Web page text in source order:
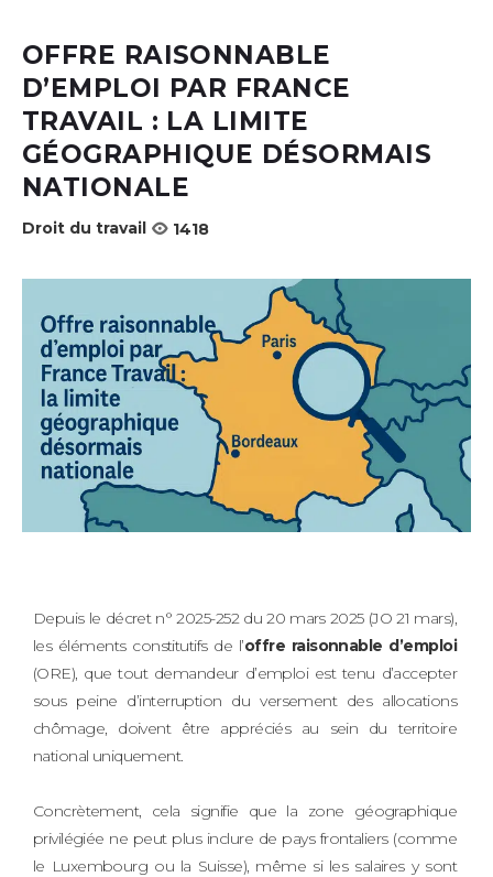
OFFRE RAISONNABLE
D’EMPLOI PAR FRANCE
TRAVAIL : LA LIMITE
GÉOGRAPHIQUE DÉSORMAIS
NATIONALE
Droit du travail 1418
Depuis le décret n° 2025-252 du 20 mars 2025 (JO 21 mars),
les éléments constitutifs de l’offre raisonnable d’emploi
(ORE), que tout demandeur d’emploi est tenu d’accepter
sous peine d’interruption du versement des allocations
chômage, doivent être appréciés au sein du territoire
national uniquement.
Concrètement, cela signifie que la zone géographique
privilégiée ne peut plus inclure de pays frontaliers (comme
le Luxembourg ou la Suisse), même si les salaires y sont